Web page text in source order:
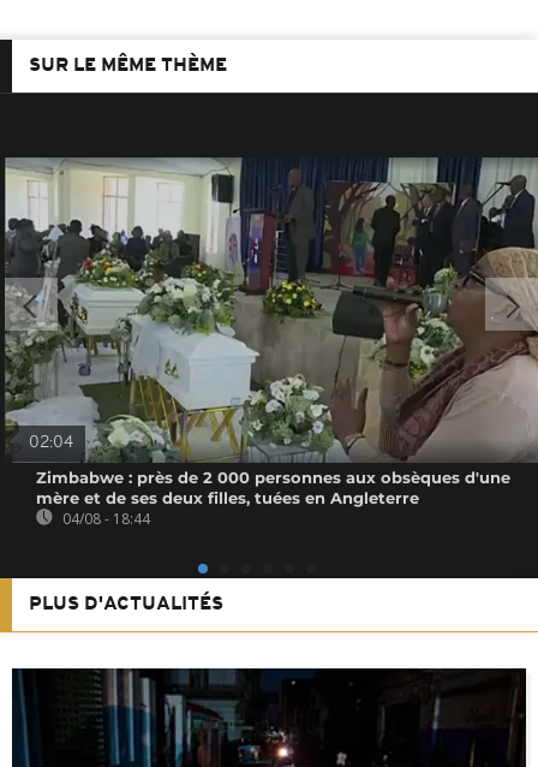
SUR LE MÊME THÈME
02:04
Zimbabwe : près de 2 000 personnes aux obsèques d'une
mère et de ses deux filles, tuées en Angleterre
04/08 - 18:44
PLUS D'ACTUALITÉS